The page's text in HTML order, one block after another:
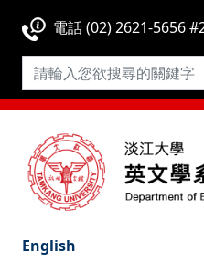
電話 (02) 2621-5656
English